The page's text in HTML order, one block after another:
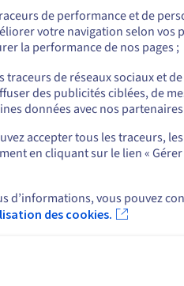
us.ovhcloud.com/
Anglais
ou
sur le site actuel
un autre site web
de performance et de
votre navigation selon vos
la performance de nos pages ;
traceurs de réseaux sociaux et
des publicités ciblées, de
données avec nos
accepter tous les traceurs,
en cliquant sur le lien «
d’informations, vous pouvez
des cookies.